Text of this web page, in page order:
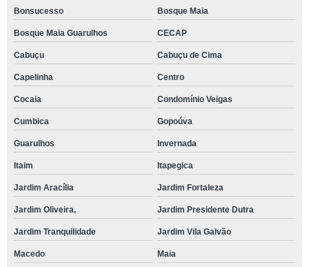
Bonsucesso Bosque Maia
Bosque Maia Guarulhos CECAP
Cabuçu Cabuçu de Cima
Capelinha Centro
Cocaia Condomínio Veigas
Cumbica Gopoúva
Guarulhos Invernada
Itaim Itapegica
Jardim Aracília Jardim Fortaleza
Jardim Oliveira, Jardim Presidente Dutra
Jardim Tranquilidade Jardim Vila Galvão
Macedo Maia